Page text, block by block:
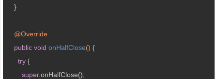
    }
@Override
public void onHalfClose() {
try {
super.onHalfClose();